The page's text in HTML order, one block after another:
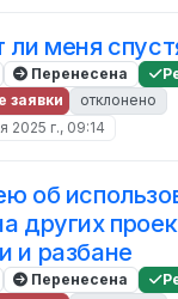
ли меня
Перенесена
заявки
отклонено
2025 г., 09:14
об
других
и разбане
Перенесена